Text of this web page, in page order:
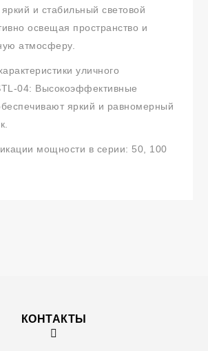
и стабильный световой
освещая пространство и
атмосферу.
уличного
04: Высокоэффективные
яркий и равномерный
мощности в серии: 50, 100
КОНТАКТЫ